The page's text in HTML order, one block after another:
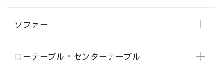
ソファー
ローテーブル・センターテーブル